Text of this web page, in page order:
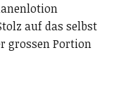
auf das selbst
grossen Portion